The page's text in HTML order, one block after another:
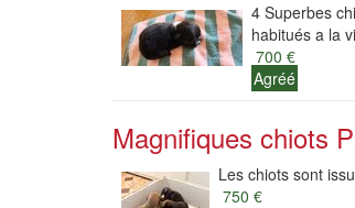
4 Superbes
habitués a la
700 €
Agréé
Magnifiques chiots
Les chiots sont
750 €